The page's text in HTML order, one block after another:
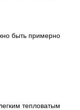
быть примерно
тепловатым